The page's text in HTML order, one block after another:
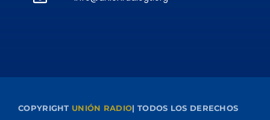
Libros
Proyectos
UPCOMING SHOWS
COPYRIGHT UNIÓN RADIO| TODOS LOS DERECHOS